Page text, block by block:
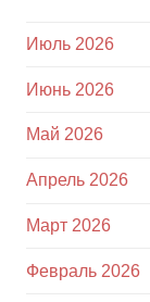
Июль 2026
Июнь 2026
Май 2026
Апрель 2026
Март 2026
Февраль 2026